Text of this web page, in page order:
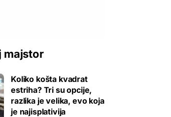
majstor
Koliko košta kvadrat
estriha? Tri su opcije,
razlika je velika, evo koja
je najisplativija